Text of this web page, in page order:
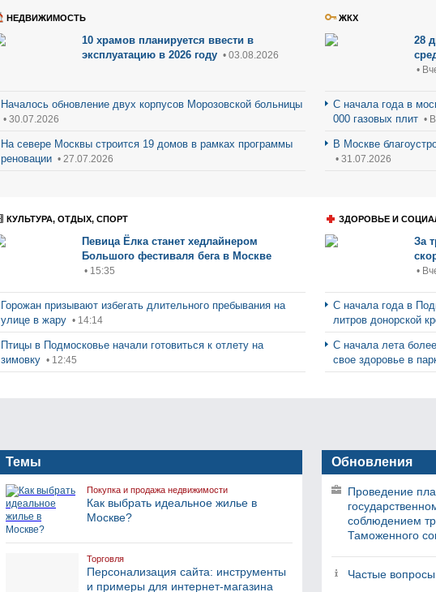
НЕДВИЖИМОСТЬ
10 храмов планируется ввести в
эксплуатацию в 2026 году • 03.08.2026
Началось обновление двух корпусов Морозовской больницы
• 30.07.2026
На севере Москвы строится 19 домов в рамках программы
реновации • 27.07.2026
ЖКХ
28
•
С начала года в
000 газовых плит •
В Москве
• 31.07.2026
КУЛЬТУРА, ОТДЫХ, СПОРТ
Певица Ёлка станет хедлайнером
Большого фестиваля бега в Москве
• 15:35
Горожан призывают избегать длительного пребывания на
улице в жару • 14:14
Птицы в Подмосковье начали готовиться к отлету на
зимовку • 12:45
ЗДОРОВЬЕ И
За
•
С начала года в
литров донорской
С начала лета
свое здоровье в
Темы
Покупка и продажа недвижимости
Как выбрать идеальное жилье в
Москве?
Торговля
Персонализация сайта: инструменты
и примеры для интернет-магазина
Обновления
Проведение
соблюдением
Таможенного
Частые